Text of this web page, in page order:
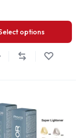
options